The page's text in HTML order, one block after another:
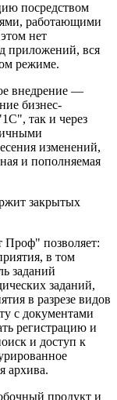
посредством
работающими
нет
приложений, вся
режиме.
внедрение —
бизнес-
так и через
изменений,
и пополняемая
закрытых
позволяет:
в том
заданий
заданий,
в разрезе видов
с документами
регистрацию и
и доступ к
архива.
продукт и